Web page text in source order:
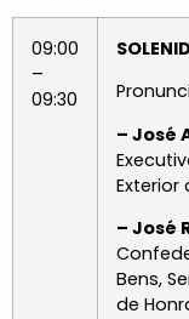
09:00
–
09:30
– José
Exterior
– José
Bens,
de